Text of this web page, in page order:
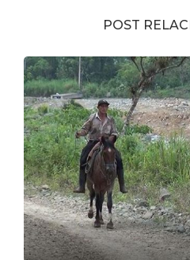
POST